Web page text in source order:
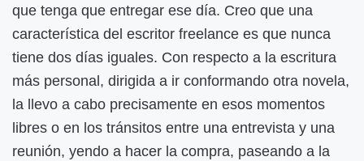
que tenga que entregar ese día. Creo que una
característica del escritor freelance es que nunca
tiene dos días iguales. Con respecto a la escritura
más personal, dirigida a ir conformando otra novela,
la llevo a cabo precisamente en esos momentos
libres o en los tránsitos entre una entrevista y una
reunión, yendo a hacer la compra, paseando a la